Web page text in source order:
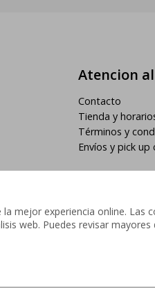
mejor experiencia online.
web. Puedes revisar
Atencion
Contacto
Tienda y
Términos y
Envíos y pick up